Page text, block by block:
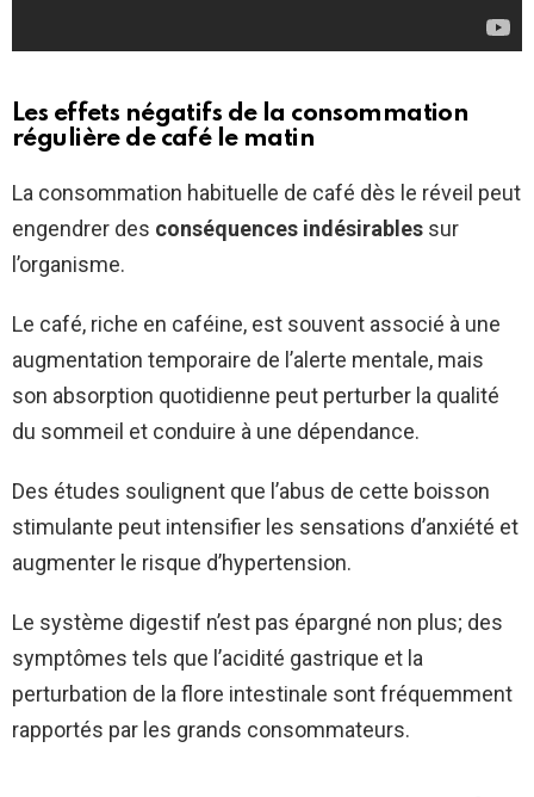
Les effets négatifs de la consommation
régulière de café le matin
La consommation habituelle de café dès le réveil peut
engendrer des conséquences indésirables sur
l’organisme.
Le café, riche en caféine, est souvent associé à une
augmentation temporaire de l’alerte mentale, mais
son absorption quotidienne peut perturber la qualité
du sommeil et conduire à une dépendance.
Des études soulignent que l’abus de cette boisson
stimulante peut intensifier les sensations d’anxiété et
augmenter le risque d’hypertension.
Le système digestif n’est pas épargné non plus; des
symptômes tels que l’acidité gastrique et la
perturbation de la flore intestinale sont fréquemment
rapportés par les grands consommateurs.